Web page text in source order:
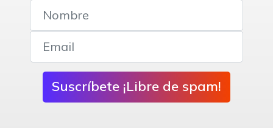
Suscríbete ¡Libre de spam!